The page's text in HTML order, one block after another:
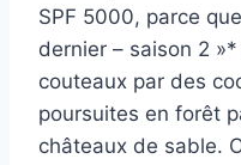
SPF 5000, parce
dernier – saison 2
couteaux par des
poursuites en forêt
châteaux de sable.